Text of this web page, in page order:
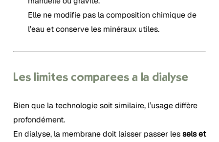
Elle ne modifie pas la composition chimique de
l’eau et conserve les minéraux utiles.
Les limites comparées à la dialyse
Bien que la technologie soit similaire, l’usage diffère
profondément.
En dialyse, la membrane doit laisser passer lessels et